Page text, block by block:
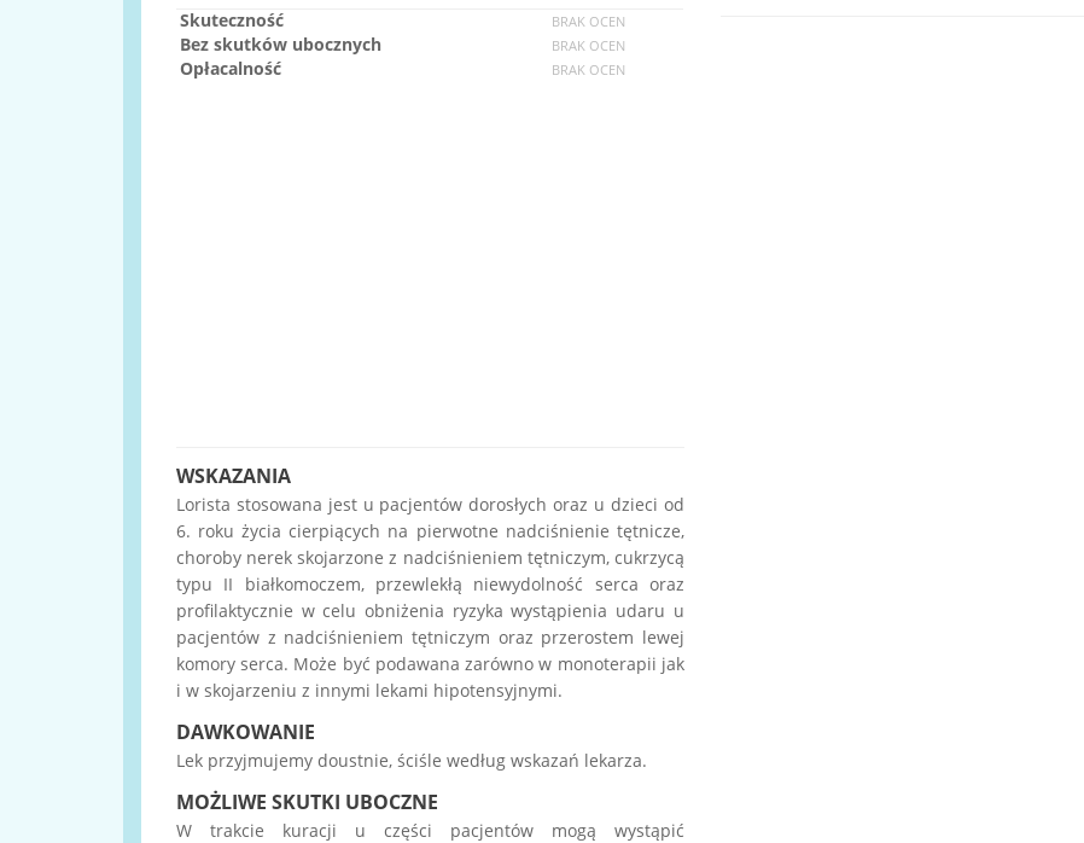
Skuteczność BRAK OCEN
Bez skutków ubocznych BRAK OCEN
Opłacalność BRAK OCEN
WSKAZANIA
Lorista stosowana jest u pacjentów dorosłych oraz u dzieci od
6. roku życia cierpiących na pierwotne nadciśnienie tętnicze,
choroby nerek skojarzone z nadciśnieniem tętniczym, cukrzycą
typu II białkomoczem, przewlekłą niewydolność serca oraz
profilaktycznie w celu obniżenia ryzyka wystąpienia udaru u
pacjentów z nadciśnieniem tętniczym oraz przerostem lewej
komory serca. Może być podawana zarówno w monoterapii jak
i w skojarzeniu z innymi lekami hipotensyjnymi.
DAWKOWANIE
Lek przyjmujemy doustnie, ściśle według wskazań lekarza.
MOŻLIWE SKUTKI UBOCZNE
W trakcie kuracji u części pacjentów mogą wystąpić